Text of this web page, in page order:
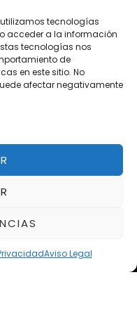
utilizamos tecnologías
acceder a la información
tecnologías nos
de
en este sitio. No
afectar negativamente
Aviso Legal
2026
2026
2026